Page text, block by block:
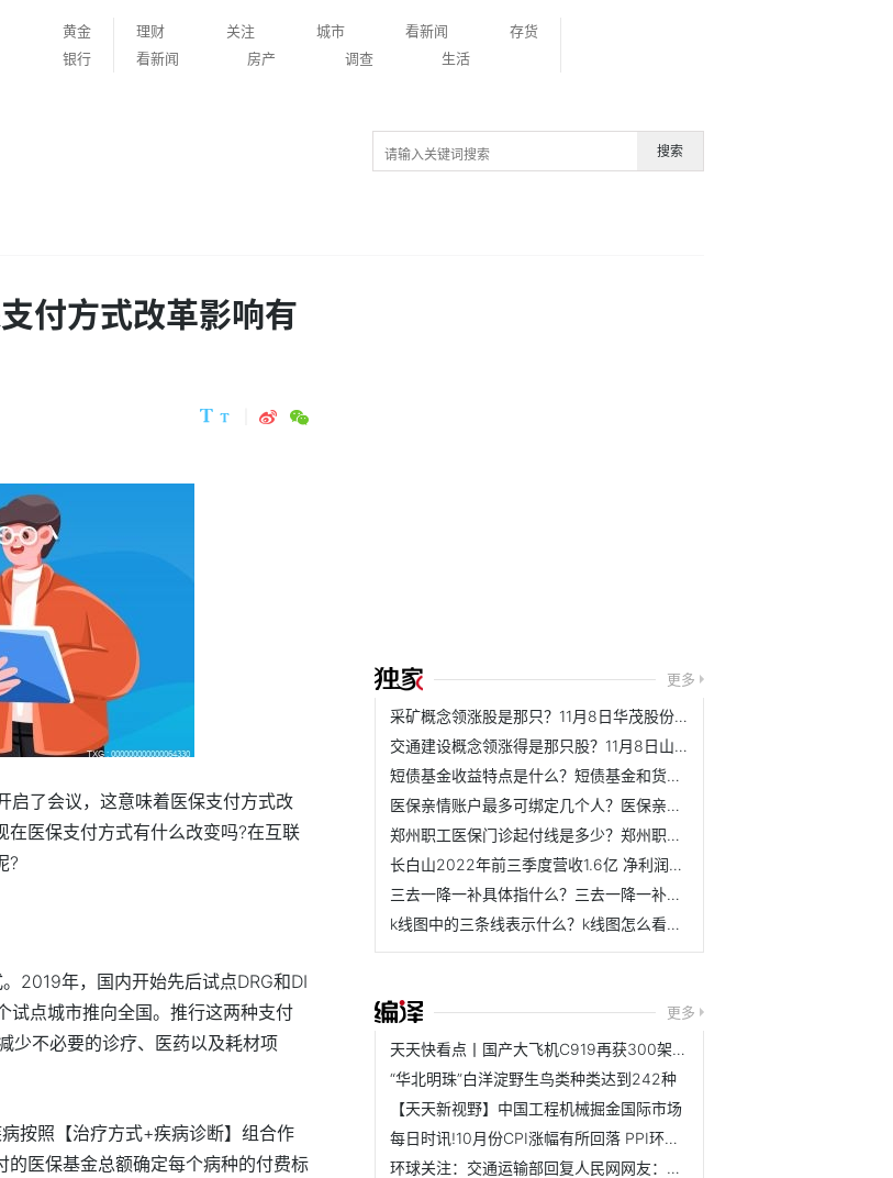
黄金
银行
理财 关注 城市 看新闻
存货
看新闻
房产 调查 生活
搜索
付方式改革影响有
启了会议，这意味着医保支付方式改
医保支付方式有什么改变吗?在互联
?
2019年，国内开始先后试点DRG和DI
试点城市推向全国。推行这两种支付
少不必要的诊疗、医药以及耗材项
按照【治疗方式+疾病诊断】组合作
医保基金总额确定每个病种的付费标
更多
采矿概念领涨股是那只？11月8日华茂股份股价多少？
交通建设概念领涨得是那只股？11月8日山河智能股价多少？
短债基金收益特点是什么？短债基金和货币型基金的区别？
医保亲情账户最多可绑定几个人？医保亲情账户绑定需要哪些材料？
郑州职工医保门诊起付线是多少？郑州职工医保门诊报销比例是...
长白山2022年前三季度营收1.6亿 净利润同比亏损减少
三去一降一补具体指什么？三去一降一补是在哪一年提出的？
k线图中的三条线表示什么？k线图怎么看支撑位和压力位？
更多
天天快看点丨国产大飞机C919再获300架确认订单 累计订单超1100架
“华北明珠”白洋淀野生鸟类种类达到242种
【天天新视野】中国工程机械掘金国际市场
每日时讯!10月份CPI涨幅有所回落 PPI环比小幅上涨
环球关注：交通运输部回复人民网网友：引导出租汽车企业适度...